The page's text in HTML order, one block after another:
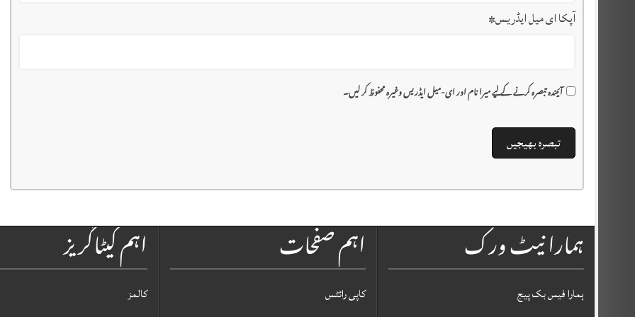
آپکا ای میل ایڈریس*
آئیندہ تبصرہ کرنے کے لیے میرا نام اور ای-میل ایڈریس وغیرہ محفوظ کر لیں۔
اہم کیٹاگریز
کالمز
اہم صفحات
کاپی رائٹس
ہمارا نیٹ ورک
ہمارا فیس بک پیج